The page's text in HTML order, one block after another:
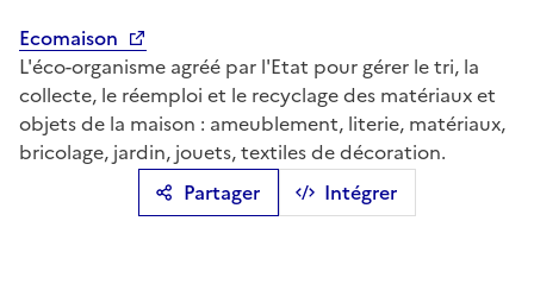
Partager Intégrer
Ecomaison
L'éco-organisme agréé par l'Etat pour gérer le tri, la
collecte, le réemploi et le recyclage des matériaux et
objets de la maison : ameublement, literie, matériaux,
bricolage, jardin, jouets, textiles de décoration.